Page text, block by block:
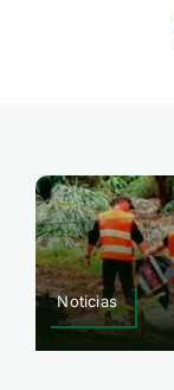
Noticias